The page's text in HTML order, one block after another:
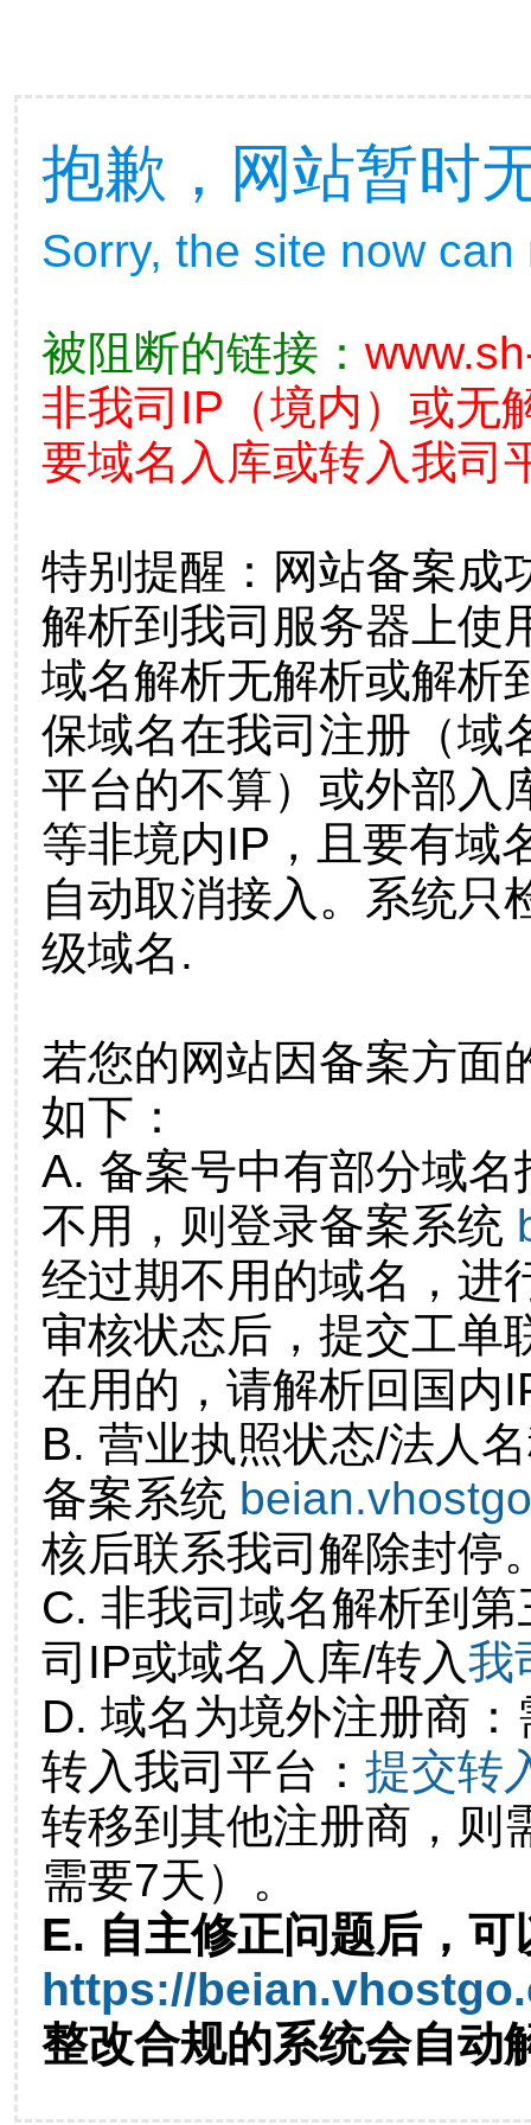
抱歉，网站暂时
Sorry, the site now
被阻断的链接：
非我司IP（境内）或无
要域名入库或转入我司
特别提醒：网站备案成
解析到我司服务器上使
域名解析无解析或解析
保域名在我司注册（域
平台的不算）或外部入
等非境内IP，且要有域
自动取消接入。系统只
级域名.
若您的网站因备案方面
如下：
A. 备案号中有部分域
不用，则登录备案系统
经过期不用的域名，进
审核状态后，提交工单
在用的，请解析回国内
B. 营业执照状态/法人
备案系统
核后联系我司解除封停
C. 非我司域名解析到
司IP或域名入库/转入我
D. 域名为境外注册商
转入我司平台： 提交转
转移到其他注册商，则
需要7天）。
E. 自主修正问题后，可
https://
整改合规的系统会自动